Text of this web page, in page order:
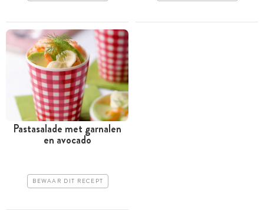
Pastasalade met garnalen
en avocado
BEWAAR DIT RECEPT